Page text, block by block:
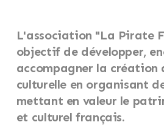
L'association "La Pirate
objectif de développer,
accompagner la
culturelle en organisant
mettant en valeur le
et culturel français.